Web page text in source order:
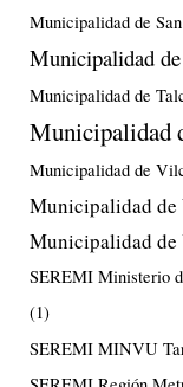
Municipalidad de
Municipalidad
Municipalidad de
Municipalidad
Municipalidad de
Municipalidad
Municipalidad de
SEREMI Ministerio
(1)
SEREMI MINVU